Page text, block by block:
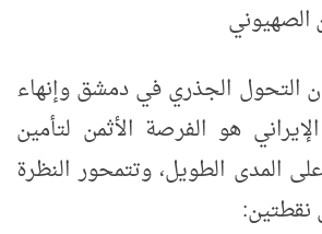
التحول الجذري في دمشق وإنهاء
هو الفرصة الأثمن لتأمين
المدى الطويل، وتتمحور النظرة
نقطتين: